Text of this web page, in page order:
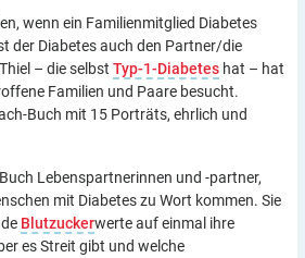
wenn ein Familien­mitglied Diabetes
der Diabetes auch den Partner/die
– die selbst Typ-1-Diabetes hat – hat
Familien und Paare besucht.
Buch mit 15 Porträts, ehrlich und
Lebenspart­nerinnen und -partner,
mit Diabetes zu Wort kommen. Sie
Blutzuckerwerte auf einmal ihre
es Streit gibt und welche